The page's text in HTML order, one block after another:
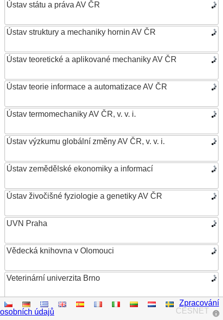
Ústav státu a práva AV ČR
Ústav struktury a mechaniky hornin AV ČR
Ústav teoretické a aplikované mechaniky AV ČR
Ústav teorie informace a automatizace AV ČR
Ústav termomechaniky AV ČR, v. v. i.
Ústav výzkumu globální změny AV ČR, v. v. i.
Ústav zemědělské ekonomiky a informací
Ústav živočišné fyziologie a genetiky AV ČR
UVN Praha
Vědecká knihovna v Olomouci
Veterinární univerzita Brno
VŠB – Technická univerzita Ostrava
CESNET
Zpracování
osobních údajů